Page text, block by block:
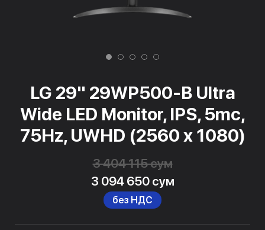
LG 29" 29WP500-B Ultra
Wide LED Monitor, IPS, 5mc,
75Hz, UWHD (2560 x 1080)
3 404 115 сум
3 094 650 сум
без НДС